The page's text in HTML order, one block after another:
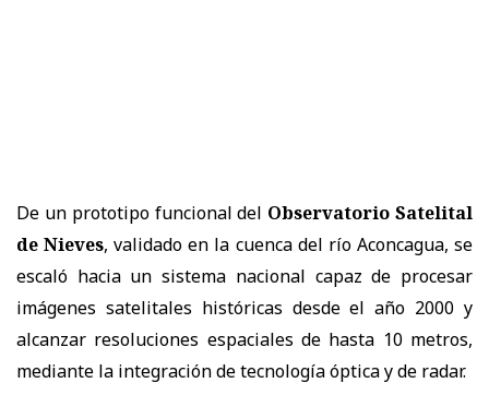
De un prototipo funcional del Observatorio Satelital
de Nieves, validado en la cuenca del río Aconcagua, se
escaló hacia un sistema nacional capaz de procesar
imágenes satelitales históricas desde el año 2000 y
alcanzar resoluciones espaciales de hasta 10 metros,
mediante la integración de tecnología óptica y de radar.